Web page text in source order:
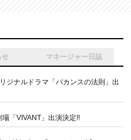
せ マネージャー日誌
ジナルドラマ「バカンスの法則」出
場「VIVANT」出演決定!!